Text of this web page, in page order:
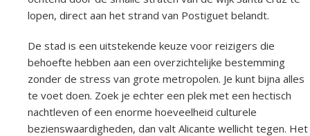
lopen, direct aan het strand van Postiguet belandt.
De stad is een uitstekende keuze voor reizigers die
behoefte hebben aan een overzichtelijke bestemming
zonder de stress van grote metropolen. Je kunt bijna alles
te voet doen. Zoek je echter een plek met een hectisch
nachtleven of een enorme hoeveelheid culturele
bezienswaardigheden, dan valt Alicante wellicht tegen. Het